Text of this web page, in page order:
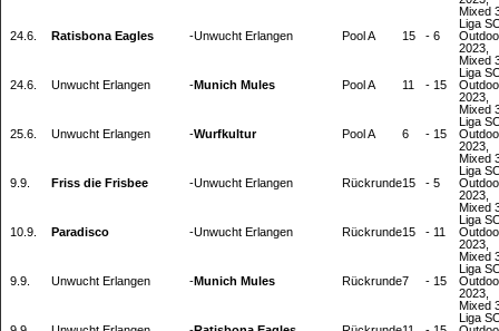
Mixed
Liga
24.6.
Ratisbona Eagles -Unwucht Erlangen Pool A 15 - 6
2023,
Mixed
Liga
24.6.
Unwucht Erlangen -Munich Mules Pool A 11 - 15
2023,
Mixed
Liga
25.6.
Unwucht Erlangen -Wurfkultur Pool A 6 - 15
2023,
Mixed
Liga
9.9.
Friss die Frisbee -Unwucht Erlangen Rückrunde15 - 5
2023,
Mixed
Liga
10.9.
Paradisco -Unwucht Erlangen Rückrunde15 - 11
2023,
Mixed
Liga
9.9.
Unwucht Erlangen -Munich Mules Rückrunde7 - 15
2023,
Mixed
Liga